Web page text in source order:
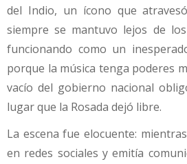
del Indio, un ícono que
siempre se mantuvo lejos de
funcionando como un
porque la música tenga poderes
vacío del gobierno nacional
lugar que la Rosada dejó libre.
La escena fue elocuente:
en redes sociales y emitía